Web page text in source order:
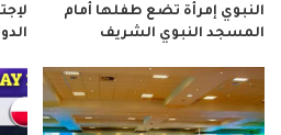
النبوي إمرأة تضع طفلها أمام
المسجد النبوي الشريف